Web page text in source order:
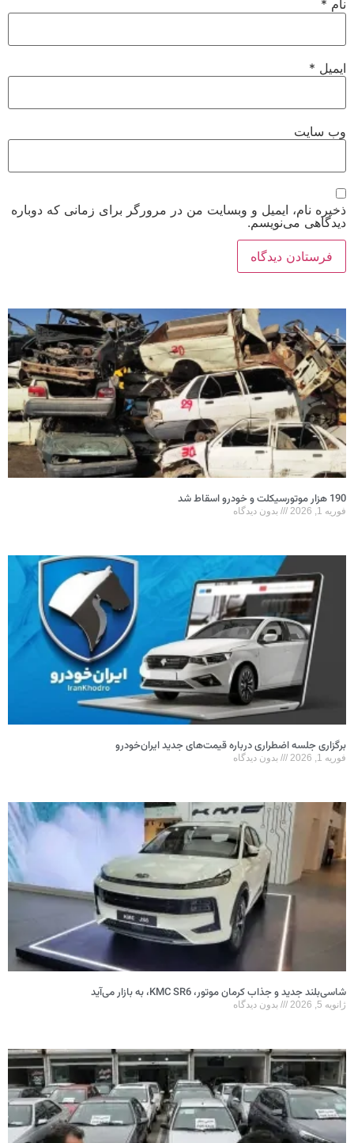
نام*
ایمیل*
وب‌ سایت
ذخیره نام، ایمیل و وبسایت من در مرورگر برای زمانی که دوباره
دیدگاهی می‌نویسم.
190 هزار موتورسیکلت و خودرو اسقاط شد
فوریه 1, 2026 بدون دیدگاه
برگزاری جلسه اضطراری درباره قیمت‌های جدید ایران‌خودرو
فوریه 1, 2026 بدون دیدگاه
شاسی‌بلند جدید و جذاب کرمان موتور، KMC SR6، به بازار می‌آید
ژانویه 5, 2026 بدون دیدگاه